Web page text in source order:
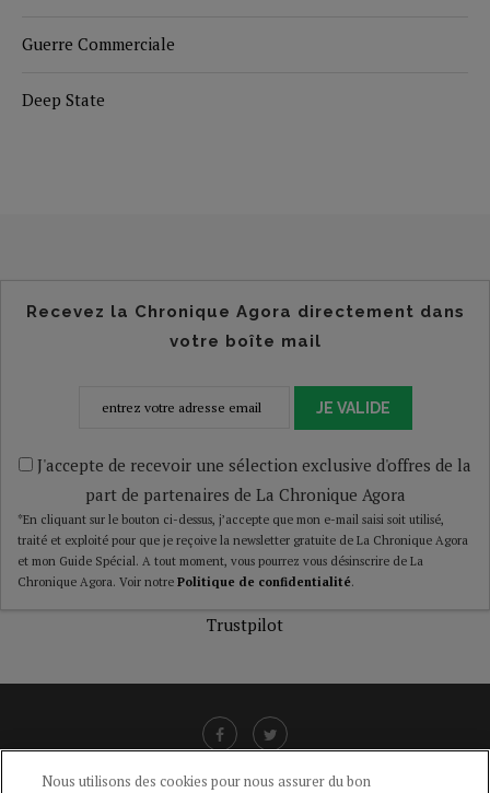
Guerre Commerciale
Deep State
Recevez la Chronique Agora directement dans
votre boîte mail
JE VALIDE
J'accepte de recevoir une sélection exclusive d'offres de la
part de partenaires de La Chronique Agora
*En cliquant sur le bouton ci-dessus, j’accepte que mon e-mail saisi soit utilisé,
traité et exploité pour que je reçoive la newsletter gratuite de La Chronique Agora
et mon Guide Spécial. A tout moment, vous pourrez vous désinscrire de La
Chronique Agora. Voir notre Politique de confidentialité.
Trustpilot
Nous utilisons des cookies pour nous assurer du bon